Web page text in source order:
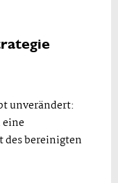
unverändert:
des bereinigten